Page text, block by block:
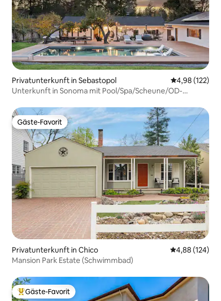
Privatunterkunft in Sebastopol
4,98 (122)
Unterkunft in Sonoma mit Pool/Spa/Scheune/OD-
Gäste-Favorit
Gäste-Favorit
Privatunterkunft in Chico
4,88 (124)
Mansion Park Estate (Schwimmbad)
Beliebter Gäste-Favorit.
Gäste-Favorit